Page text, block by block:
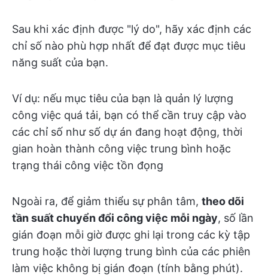
Sau khi xác định được "lý do", hãy xác định các
chỉ số nào phù hợp nhất để đạt được mục tiêu
năng suất của bạn.
Ví dụ: nếu mục tiêu của bạn là quản lý lượng
công việc quá tải, bạn có thể cần truy cập vào
các chỉ số như số dự án đang hoạt động, thời
gian hoàn thành công việc trung bình hoặc
trạng thái công việc tồn đọng
Ngoài ra, để giảm thiểu sự phân tâm, theo dõi
tần suất chuyển đổi công việc mỗi ngày, số lần
gián đoạn mỗi giờ được ghi lại trong các kỳ tập
trung hoặc thời lượng trung bình của các phiên
làm việc không bị gián đoạn (tính bằng phút).